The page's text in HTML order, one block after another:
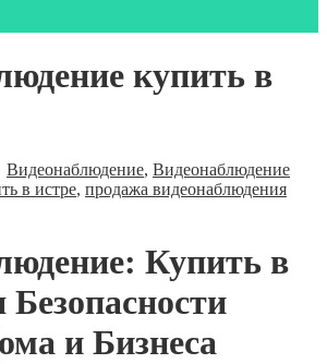
купить в
Видеонаблюдение, Видеонаблюдение
в истре, продажа видеонаблюдения
Купить в
и Бизнеса